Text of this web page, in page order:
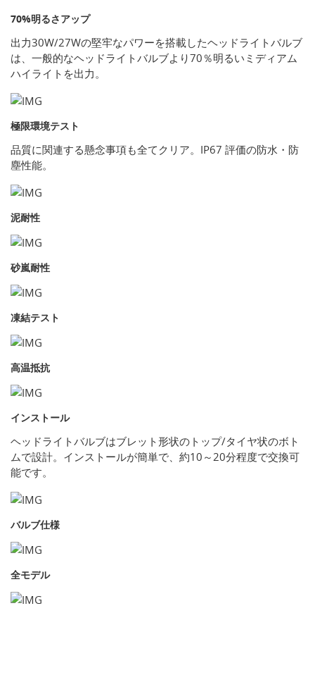
70%明るさアップ
出力30W/27Wの堅牢なパワーを搭載したヘッドライトバルブ
は、一般的なヘッドライトバルブより70％明るいミディアム
ハイライトを出力。
極限環境テスト
品質に関連する懸念事項も全てクリア。IP67 評価の防水・防
塵性能。
泥耐性
砂嵐耐性
凍結テスト
高温抵抗
インストール
ヘッドライトバルブはブレット形状のトップ/タイヤ状のボト
ムで設計。インストールが簡単で、約10～20分程度で交換可
能です。
バルブ仕様
全モデル